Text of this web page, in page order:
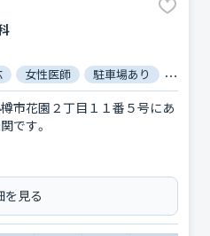
女性医師 駐車場あり バリ
市花園２丁目１１番５号にあ
です。
を見る